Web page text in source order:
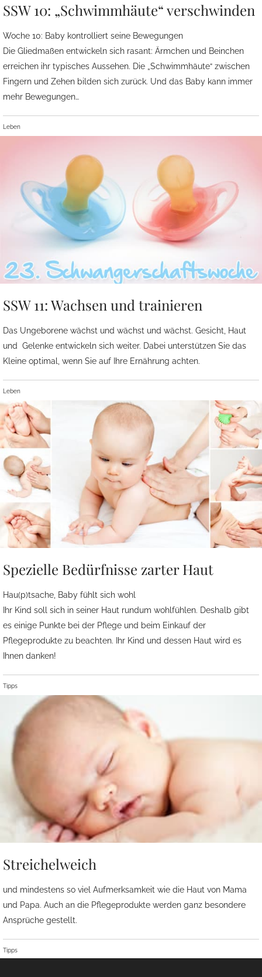
SSW 10: „Schwimmhäute“ verschwinden
Woche 10: Baby kontrolliert seine Bewegungen
Die Gliedmaßen entwickeln sich rasant: Ärmchen und Beinchen
erreichen ihr typisches Aussehen. Die „Schwimmhäute“ zwischen
Fingern und Zehen bilden sich zurück. Und das Baby kann immer
mehr Bewegungen…
Leben
SSW 11: Wachsen und trainieren
Das Ungeborene wächst und wächst und wächst. Gesicht, Haut
und Gelenke entwickeln sich weiter. Dabei unterstützen Sie das
Kleine optimal, wenn Sie auf Ihre Ernährung achten.
Leben
Spezielle Bedürfnisse zarter Haut
Hau(p)tsache, Baby fühlt sich wohl
Ihr Kind soll sich in seiner Haut rundum wohlfühlen. Deshalb gibt
es einige Punkte bei der Pflege und beim Einkauf der
Pflegeprodukte zu beachten. Ihr Kind und dessen Haut wird es
Ihnen danken!
Tipps
Streichelweich
und mindestens so viel Aufmerksamkeit wie die Haut von Mama
und Papa. Auch an die Pflegeprodukte werden ganz besondere
Ansprüche gestellt.
Tipps